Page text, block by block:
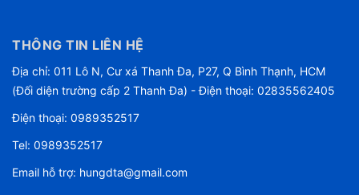
THÔNG TIN LIÊN HỆ
Địa chỉ: 011 Lô N, Cư xá Thanh Đa, P27, Q Bình Thạnh, HCM
(Đối diện trường cấp 2 Thanh Đa) - Điện thoại: 02835562405
Điện thoại: 0989352517
Tel: 0989352517
Email hỗ trợ: hungdta@gmail.com